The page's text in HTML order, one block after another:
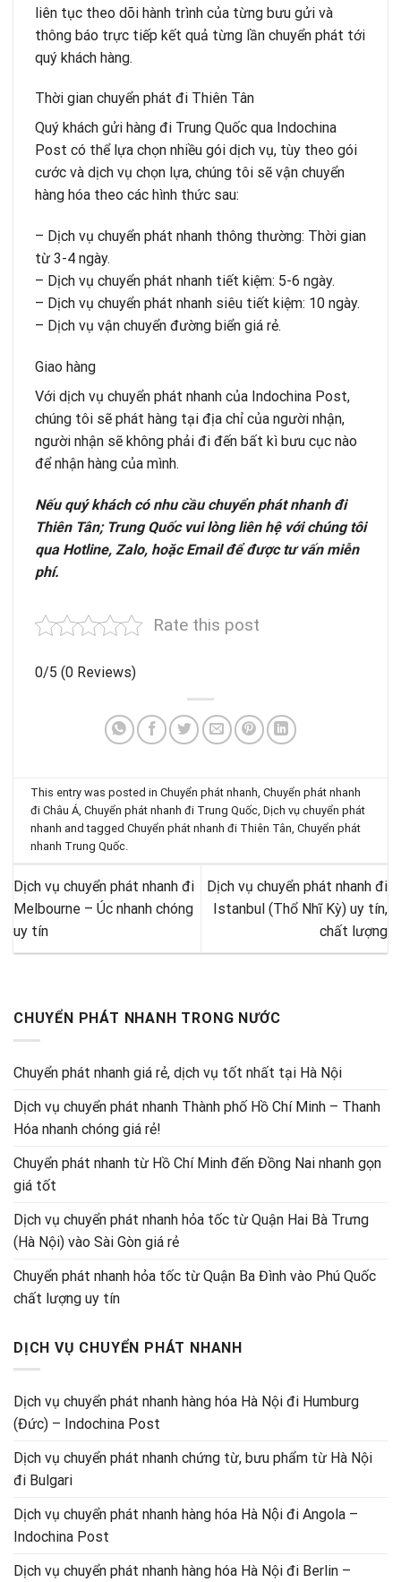
liên tục theo dõi hành trình của từng bưu gửi và
thông báo trực tiếp kết quả từng lần chuyển phát tới
quý khách hàng.
Thời gian chuyển phát đi Thiên Tân
Quý khách gửi hàng đi Trung Quốc qua Indochina
Post có thể lựa chọn nhiều gói dịch vụ, tùy theo gói
cước và dịch vụ chọn lựa, chúng tôi sẽ vận chuyển
hàng hóa theo các hình thức sau:
– Dịch vụ chuyển phát nhanh thông thường: Thời gian
từ 3-4 ngày.
– Dịch vụ chuyển phát nhanh tiết kiệm: 5-6 ngày.
– Dịch vụ chuyển phát nhanh siêu tiết kiệm: 10 ngày.
– Dịch vụ vận chuyển đường biển giá rẻ.
Giao hàng
Với dịch vụ chuyển phát nhanh của Indochina Post,
chúng tôi sẽ phát hàng tại địa chỉ của người nhận,
người nhận sẽ không phải đi đến bất kì bưu cục nào
để nhận hàng của mình.
Nếu quý khách có nhu cầu chuyển phát nhanh đi
Thiên Tân; Trung Quốc vui lòng liên hệ với chúng tôi
qua Hotline, Zalo, hoặc Email để được tư vấn miễn
phí.
Rate this post
0/5 (0 Reviews)
This entry was posted inChuyển phát nhanh,Chuyển phát nhanh
đi Châu Á,Chuyển phát nhanh đi Trung Quốc,Dịch vụ chuyển phát
nhanh and taggedChuyển phát nhanh đi Thiên Tân,Chuyển phát
nhanh Trung Quốc.
Dịch vụ chuyển phát nhanh đi
Melbourne – Úc nhanh chóng
uy tín
Dịch vụ chuyển phát nhanh đi
Istanbul (Thổ Nhĩ Kỳ) uy tín,
chất lượng
CHUYỂN PHÁT NHANH TRONG NƯỚC
Chuyển phát nhanh giá rẻ, dịch vụ tốt nhất tại Hà Nội
Dịch vụ chuyển phát nhanh Thành phố Hồ Chí Minh – Thanh
Hóa nhanh chóng giá rẻ!
Chuyển phát nhanh từ Hồ Chí Minh đến Đồng Nai nhanh gọn
giá tốt
Dịch vụ chuyển phát nhanh hỏa tốc từ Quận Hai Bà Trưng
(Hà Nội) vào Sài Gòn giá rẻ
Chuyển phát nhanh hỏa tốc từ Quận Ba Đình vào Phú Quốc
chất lượng uy tín
DỊCH VỤ CHUYỂN PHÁT NHANH
Dịch vụ chuyển phát nhanh hàng hóa Hà Nội đi Humburg
(Đức) – Indochina Post
Dịch vụ chuyển phát nhanh chứng từ, bưu phẩm từ Hà Nội
đi Bulgari
Dịch vụ chuyển phát nhanh hàng hóa Hà Nội đi Angola –
Indochina Post
Dịch vụ chuyển phát nhanh hàng hóa Hà Nội đi Berlin –